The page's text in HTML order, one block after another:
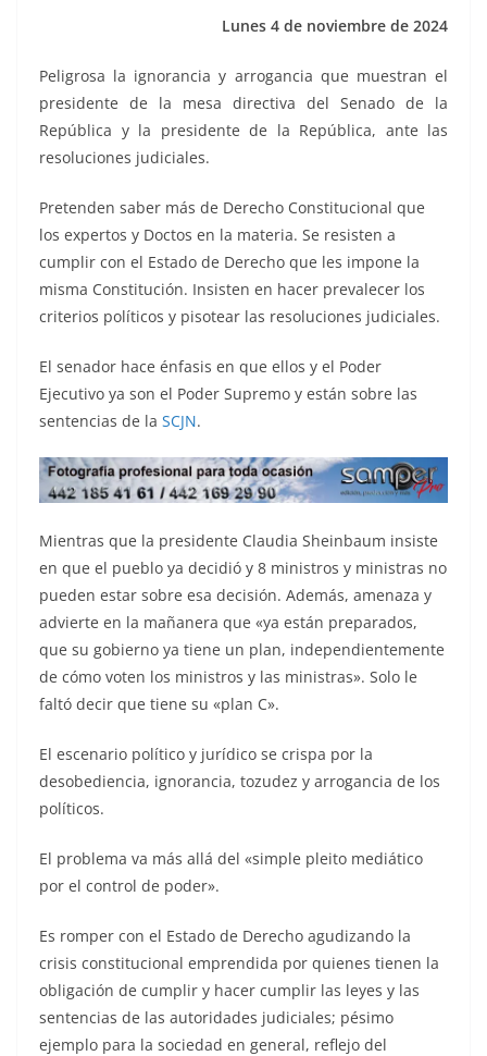
Lunes 4 de noviembre de 2024
Peligrosa la ignorancia y arrogancia que muestran el
presidente de la mesa directiva del Senado de la
República y la presidente de la República, ante las
resoluciones judiciales.
Pretenden saber más de Derecho Constitucional que
los expertos y Doctos en la materia. Se resisten a
cumplir con el Estado de Derecho que les impone la
misma Constitución. Insisten en hacer prevalecer los
criterios políticos y pisotear las resoluciones judiciales.
El senador hace énfasis en que ellos y el Poder
Ejecutivo ya son el Poder Supremo y están sobre las
sentencias de la SCJN.
Mientras que la presidente Claudia Sheinbaum insiste
en que el pueblo ya decidió y 8 ministros y ministras no
pueden estar sobre esa decisión. Además, amenaza y
advierte en la mañanera que «ya están preparados,
que su gobierno ya tiene un plan, independientemente
de cómo voten los ministros y las ministras». Solo le
faltó decir que tiene su «plan C».
El escenario político y jurídico se crispa por la
desobediencia, ignorancia, tozudez y arrogancia de los
políticos.
El problema va más allá del «simple pleito mediático
por el control de poder».
Es romper con el Estado de Derecho agudizando la
crisis constitucional emprendida por quienes tienen la
obligación de cumplir y hacer cumplir las leyes y las
sentencias de las autoridades judiciales; pésimo
ejemplo para la sociedad en general, reflejo del